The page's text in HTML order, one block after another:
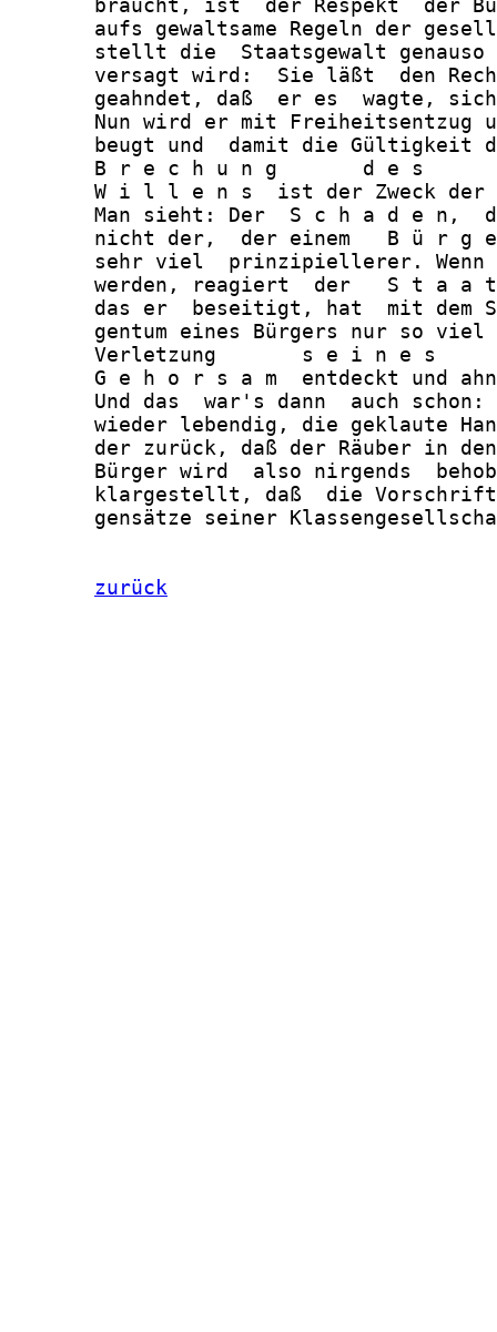
braucht, ist  der Respekt  der
aufs gewaltsame Regeln der
stellt die  Staatsgewalt
versagt wird:  Sie läßt  den
geahndet, daß  er es  wagte,
Nun wird er mit Freiheitsentzug
beugt und  damit die Gültigkeit
B r e c h u n g       d e s
W i l l e n s  ist der Zweck der
Man sieht: Der  S c h a d e n,
nicht der,  der einem   B ü r g
sehr viel  prinzipiellerer.
werden, reagiert  der   S t a a
das er  beseitigt, hat  mit dem
gentum eines Bürgers nur so
Verletzung       s e i n e s
G e h o r s a m  entdeckt und
Und das  war's dann  auch
wieder lebendig, die geklaute
der zurück, daß der Räuber in
Bürger wird  also nirgends
klargestellt, daß  die
gensätze seiner
zurück